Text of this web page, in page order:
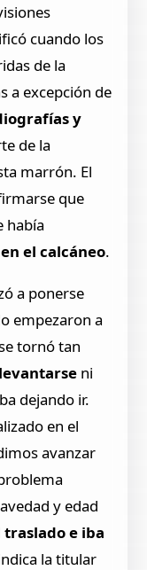
cuando los
de la
a excepción de
y
de la
marrón. El
que
había
el calcáneo.
a ponerse
empezaron a
tornó tan
ni
dejando ir.
en el
avanzar
y edad
e iba
la titular